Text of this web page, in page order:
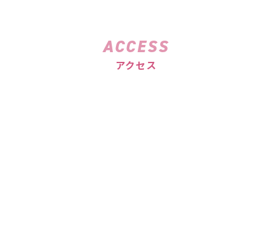
ACCESS
アクセス